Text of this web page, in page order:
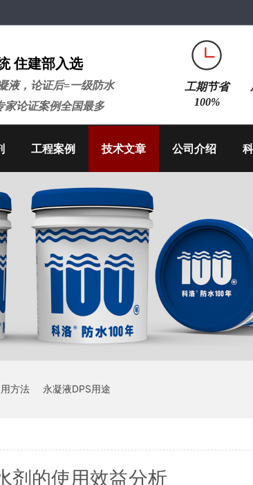
住建部入选
液，论证后=一级防水
家论证案例全国最多
工期节省
100%
工程案例 技术文章 公司介绍
方法 永凝液DPS用途
剂的使用效益分析